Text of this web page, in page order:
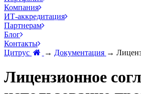
Компания
ИТ-аккредитация
Партнерам
Блог
Контакты
Цитрус
→ Документация →
Лицензионное